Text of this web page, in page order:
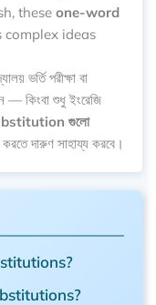
these one-word
ideas
ভর্তি পরীক্ষা বা
— কিংবা শুধু ইংরেজি
গুলো
দারুণ সাহায্য করবে।